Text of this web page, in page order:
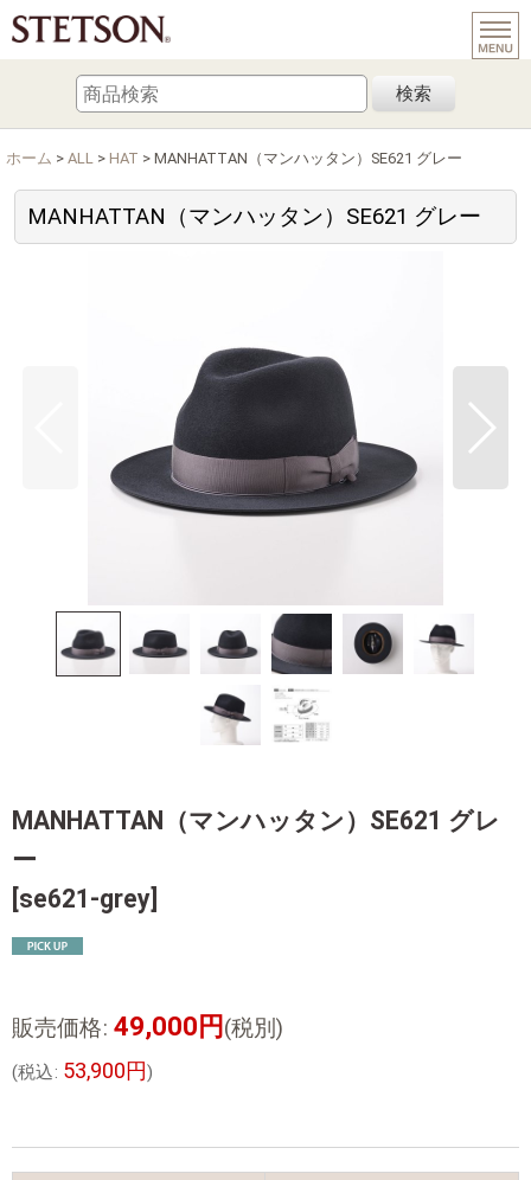
検索
ホーム > ALL > HAT > MANHATTAN（マンハッタン）SE621 グレー
MANHATTAN（マンハッタン）SE621 グレー
MANHATTAN（マンハッタン）SE621 グレ
ー
[se621-grey]
販売価格: 49,000円(税別)
(税込: 53,900円)